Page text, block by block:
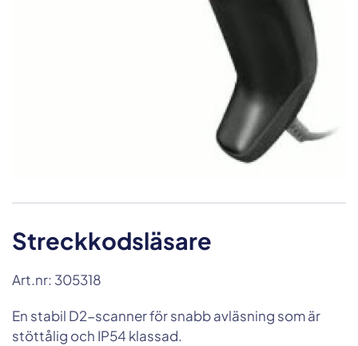
Streckkodsläsare
Art.nr: 305318
En stabil D2-scanner för snabb avläsning som är
stöttålig och IP54 klassad.